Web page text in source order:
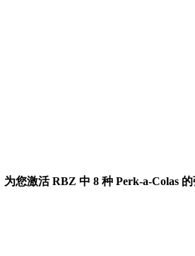
为您激活 RBZ 中 8 种 Perk-a-Colas